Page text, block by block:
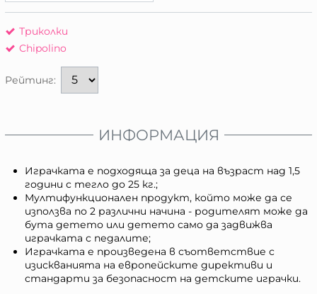
Триколки
Chipolino
Рейтинг:
ИНФОРМАЦИЯ
Играчката е подходяща за деца на възраст над 1,5
години с тегло до 25 кг.;
Мултифункционален продукт, който може да се
използва по 2 различни начина - родителят може да
бута детето или детето само да задвижва
играчката с педалите;
Играчката е произведена в съответствие с
изискванията на европейските директиви и
стандарти за безопасност на детските играчки.